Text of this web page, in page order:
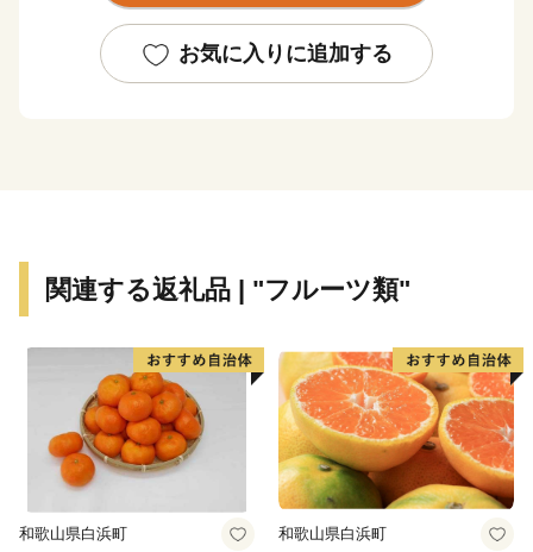
特に真岡市のいちご生産は、年間約7,000トンを超え、
販売額については年間約81億となっており、日本一のい
す。
も有名で、1年を通して真岡の魅力に触れ合えるまちで
お気に入りに追加する
関連する返礼品 | "フルーツ類"
和歌山県白浜町 和歌山県白浜町